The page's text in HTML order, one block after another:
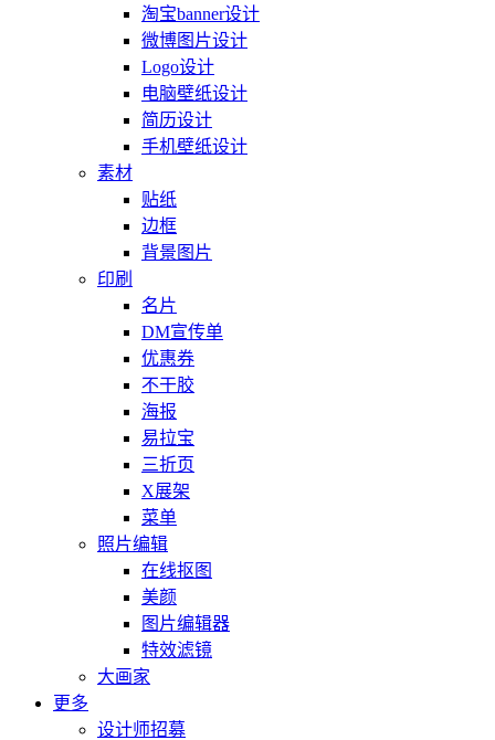
淘宝banner设计
微博图片设计
Logo设计
电脑壁纸设计
简历设计
手机壁纸设计
素材
贴纸
边框
背景图片
印刷
名片
DM宣传单
优惠券
不干胶
海报
易拉宝
三折页
X展架
菜单
照片编辑
在线抠图
美颜
图片编辑器
特效滤镜
大画家
更多
设计师招募